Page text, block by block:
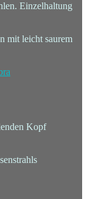
Einzelhaltung
mit leicht saurem
Kopf